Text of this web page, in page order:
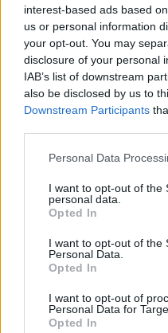
interest-based ads based
us or personal information
your opt-out. You may
disclosure of your personal
IAB’s list of downstream
also be disclosed by us to
Downstream Participants
Please note that this
not limited to your visit or
grant or deny consent to
use your data for below
consent section.
Personal Data
I want to opt-out of the
personal data.
Opted In
I want to opt-out of the
Personal Data.
Opted In
I want to opt-out of
Personal Data for
Opted In